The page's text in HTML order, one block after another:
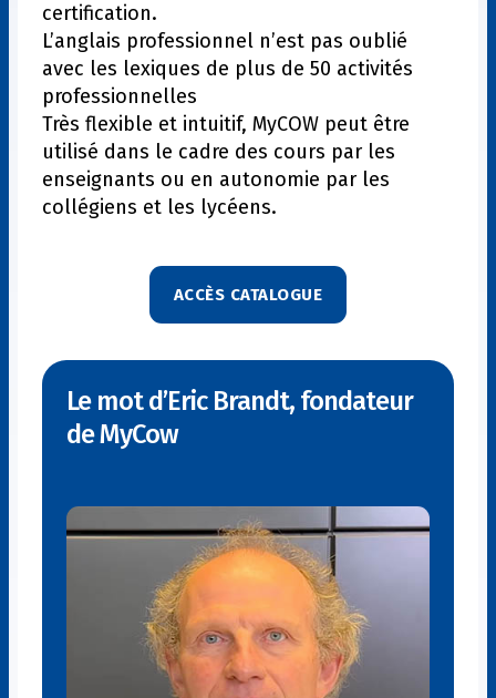
certification.
L’anglais professionnel n’est pas oublié
avec les lexiques de plus de 50 activités
professionnelles
Très flexible et intuitif, MyCOW peut être
utilisé dans le cadre des cours par les
enseignants ou en autonomie par les
collégiens et les lycéens.
ACCÈS CATALOGUE
Le mot d’Eric Brandt, fondateur
de MyCow